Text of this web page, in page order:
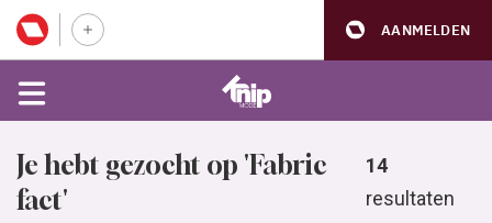
AANMELDEN
Je hebt gezocht op 'Fabric
fact'
14
resultaten